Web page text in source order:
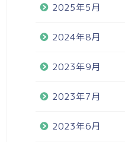
2025年5月
2024年8月
2023年9月
2023年7月
2023年6月